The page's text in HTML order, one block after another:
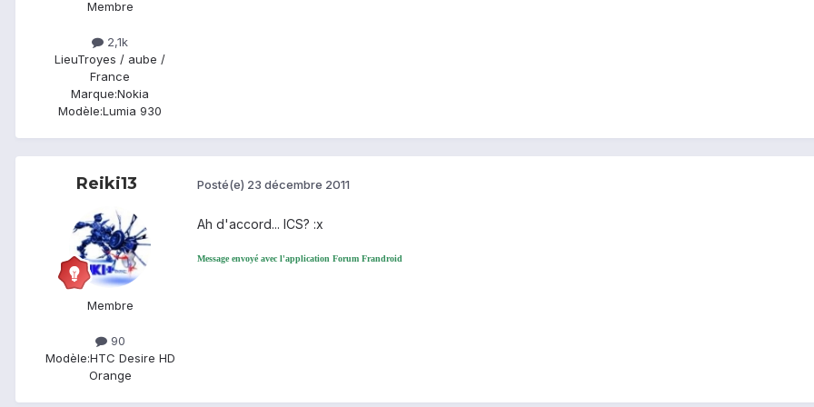
Membre
2,1k
LieuTroyes / aube /
France
Marque:Nokia
Modèle:Lumia 930
Reiki13
Membre
90
Modèle:HTC Desire HD
Orange
Posté(e) 23 décembre 2011
Ah d'accord... ICS? :x
Message envoyé avec l'application Forum Frandroid